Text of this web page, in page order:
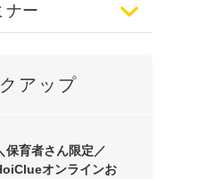
ナー
アップ
保育者さん限定／
オンラインお